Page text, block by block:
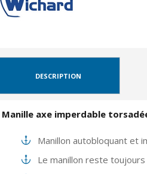
DESCRIPTION
Manille axe imperdable
Manillon autobloquant et
Le manillon reste